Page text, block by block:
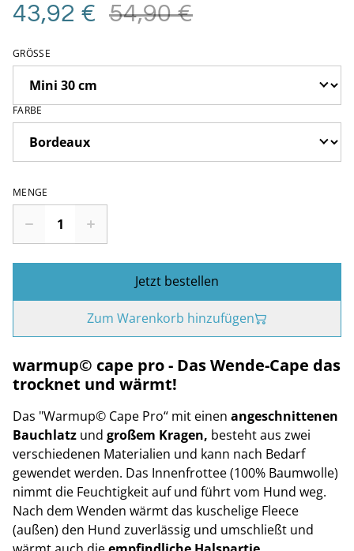
43,92 € 54,90 €
GRÖSSE
FARBE
MENGE
Jetzt bestellen
Zum Warenkorb hinzufügen
warmup© cape pro - Das Wende-Cape das
trocknet und wärmt!
Das "Warmup© Cape Pro“ mit einen angeschnittenen
Bauchlatz und großem Kragen, besteht aus zwei
verschiedenen Materialien und kann nach Bedarf
gewendet werden. Das Innenfrottee (100% Baumwolle)
nimmt die Feuchtigkeit auf und führt vom Hund weg.
Nach dem Wenden wärmt das kuschelige Fleece
(außen) den Hund zuverlässig und umschließt und